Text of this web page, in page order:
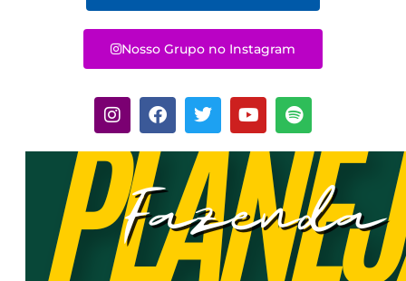
Nosso Grupo no Instagram